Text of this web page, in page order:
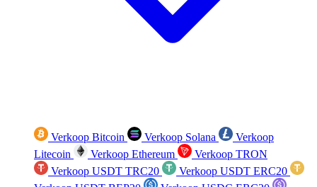
Verkoop Bitcoin Verkoop Solana
Verkoop
Litecoin
Verkoop Ethereum
Verkoop TRON
Verkoop USDT TRC20
Verkoop USDT ERC20